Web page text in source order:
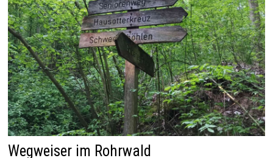
Wegweiser im Rohrwald